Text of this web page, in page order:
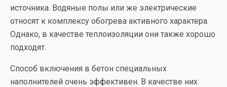
источника. Водяные полы или же электрические
относят к комплексу обогрева активного характера.
Однако, в качестве теплоизоляции они также хорошо
подходят.
Способ включения в бетон специальных
наполнителей очень эффективен. В качестве них